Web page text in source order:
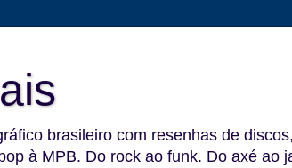
brasileiro com resenhas de
à MPB. Do rock ao funk. Do axé